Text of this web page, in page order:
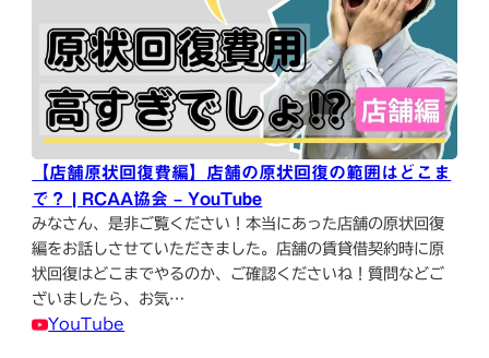
【店舗原状回復費編】店舗の原状回復の範囲はどこま
で？ | RCAA協会 – YouTube
みなさん、是非ご覧ください！本当にあった店舗の原状回復
編をお話しさせていただきました。店舗の賃貸借契約時に原
状回復はどこまでやるのか、ご確認くださいね！質問などご
ざいましたら、お気…
YouTube